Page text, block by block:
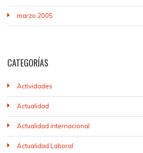
marzo 2005
CATEGORÍAS
Actividades
Actualidad
Actualidad internacional
Actualidad Laboral